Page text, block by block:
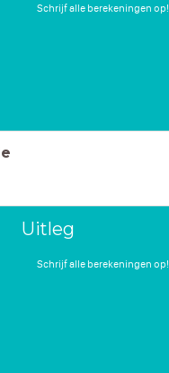
alle berekeningen op!
Uitleg
alle berekeningen op!